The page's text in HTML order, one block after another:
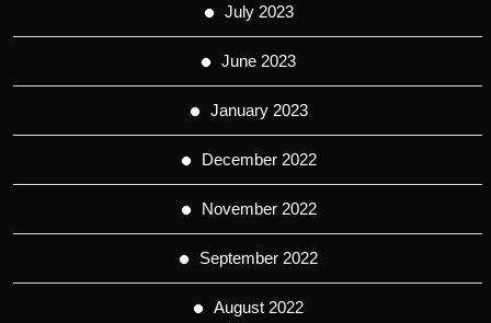
July 2023
June 2023
January 2023
December 2022
November 2022
September 2022
August 2022